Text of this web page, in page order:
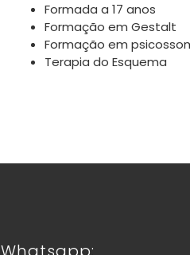
Formada a 17 anos
Formação em Gestalt
Formação em
Terapia do Esquema